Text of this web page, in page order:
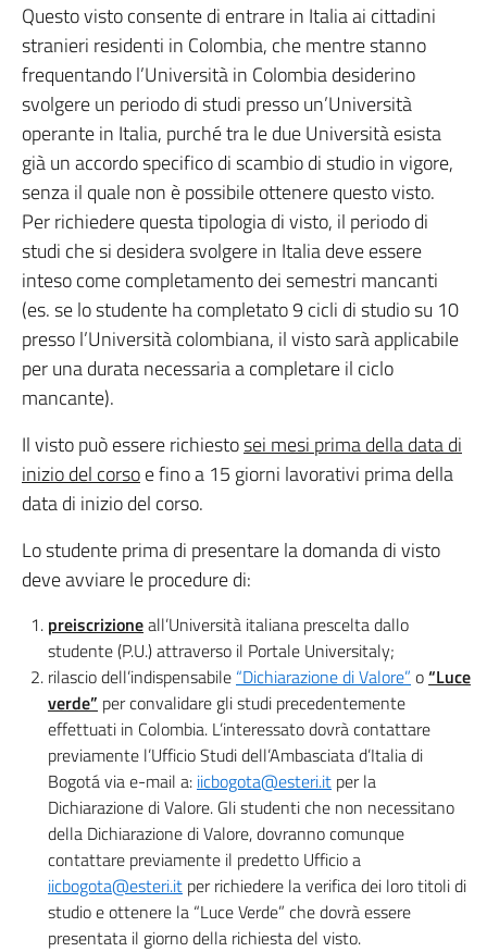
Questo visto consente di entrare in Italia ai cittadini
stranieri residenti in Colombia, che mentre stanno
frequentando l’Università in Colombia desiderino
svolgere un periodo di studi presso un’Università
operante in Italia, purché tra le due Università esista
già un accordo specifico di scambio di studio in vigore,
senza il quale non è possibile ottenere questo visto.
Per richiedere questa tipologia di visto, il periodo di
studi che si desidera svolgere in Italia deve essere
inteso come completamento dei semestri mancanti
(es. se lo studente ha completato 9 cicli di studio su 10
presso l’Università colombiana, il visto sarà applicabile
per una durata necessaria a completare il ciclo
mancante).
Il visto può essere richiestosei mesi prima della data di
inizio del corsoe fino a 15 giorni lavorativi prima della
data di inizio del corso.
Lo studente prima di presentare la domanda di visto
deve avviare le procedure di:
preiscrizioneall’Università italiana prescelta dallo
studente (P.U.) attraverso il Portale Universitaly;
rilascio dell’indispensabile “Dichiarazione di Valore” o“Luce
verde” per convalidare gli studi precedentemente
effettuati in Colombia. L’interessato dovrà contattare
previamente l’Ufficio Studi dell’Ambasciata d’Italia di
Bogotá via e-mail a: iicbogota@esteri.it per la
Dichiarazione di Valore. Gli studenti che non necessitano
della Dichiarazione di Valore, dovranno comunque
contattare previamente il predetto Ufficio a
iicbogota@esteri.it per richiedere la verifica dei loro titoli di
studio e ottenere la “Luce Verde” che dovrà essere
presentata il giorno della richiesta del visto.